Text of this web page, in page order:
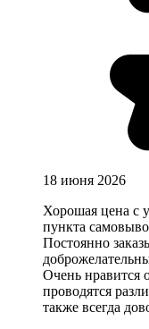
18 июня 2026
Хорошая цена с
пункта
Постоянно
Очень нравится
проводятся
также всегда